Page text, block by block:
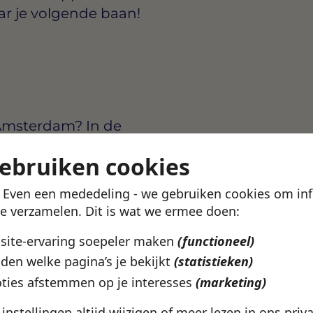
cookies
Even een mededeling - we gebruiken cookies om
verzamelen. Dit is wat we ermee doen:
ervaring soepeler maken (functioneel)
welke pagina’s je bekijkt (statistieken)
afstemmen op je interesses (marketing)
je volgende baan!
In de
werkgevers en
ziet wat bij je past.
€3000 en €4500 per
Via de Swipe4Work-app
solliciteren.